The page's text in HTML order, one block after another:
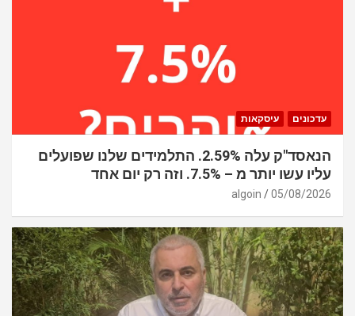
עדכונים עיסקאות
הנאסד"ק עלה 2.59%. התלמידים שלנו שפועלים
עליו עשו יותר מ – 7.5%. וזה רק יום אחד
05/08/2026
algoin